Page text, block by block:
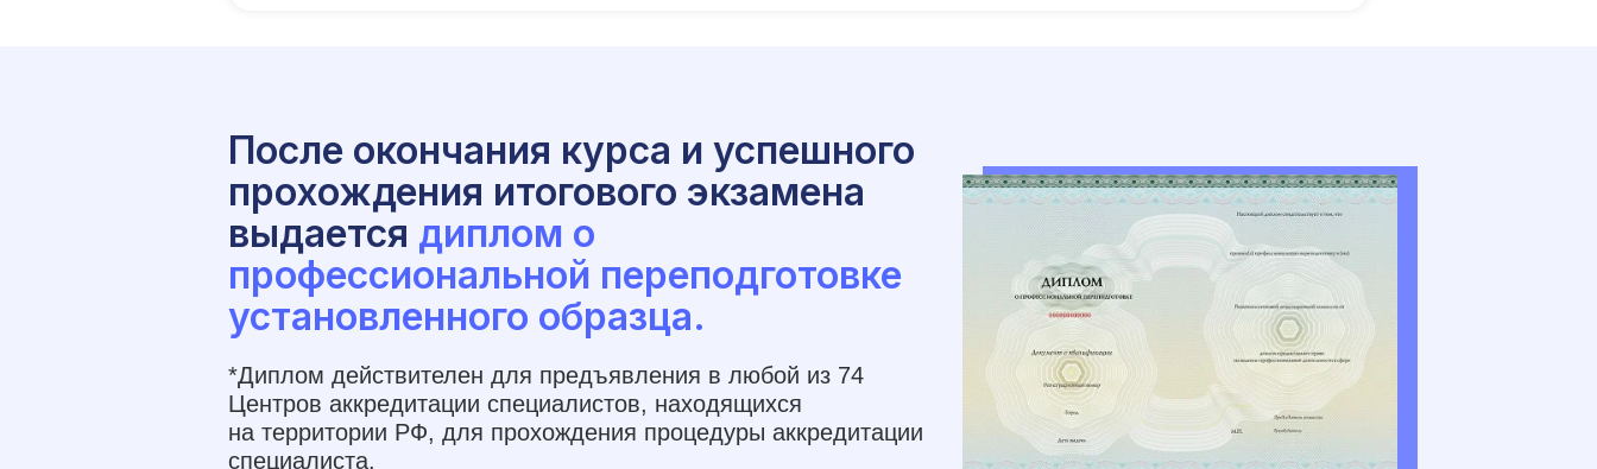
После окончания курса и успешного
прохождения итогового экзамена
выдается диплом о
профессиональной переподготовке
установленного образца.
*Диплом действителен для предъявления в любой из 74
Центров аккредитации специалистов, находящихся
на территории РФ, для прохождения процедуры аккредитации
специалиста.